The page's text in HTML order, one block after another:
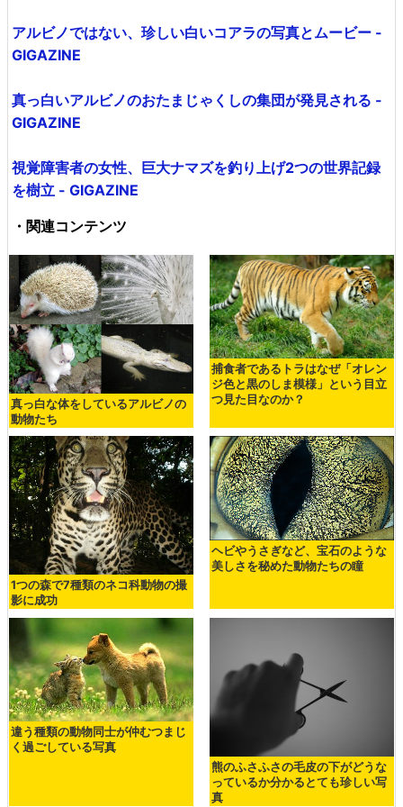
アルビノではない、珍しい白いコアラの写真とムービー -
GIGAZINE
真っ白いアルビノのおたまじゃくしの集団が発見される -
GIGAZINE
視覚障害者の女性、巨大ナマズを釣り上げ2つの世界記録
を樹立 - GIGAZINE
・関連コンテンツ
真っ白な体をしているアルビノの
動物たち
捕食者であるトラはなぜ「オレン
ジ色と黒のしま模様」という目立
つ見た目なのか？
1つの森で7種類のネコ科動物の撮
影に成功
ヘビやうさぎなど、宝石のような
美しさを秘めた動物たちの瞳
違う種類の動物同士が仲むつまじ
く過ごしている写真
熊のふさふさの毛皮の下がどうな
っているか分かるとても珍しい写
真